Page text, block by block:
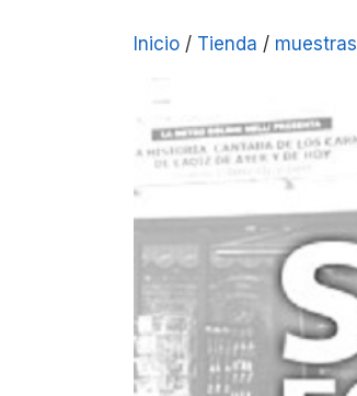
Inicio / Tienda / muestras